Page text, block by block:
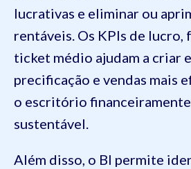
lucrativas e eliminar ou
rentáveis. Os KPIs de lucro,
ticket médio ajudam a criar
precificação e vendas mais
o escritório financeiramente
sustentável.
Além disso, o BI permite